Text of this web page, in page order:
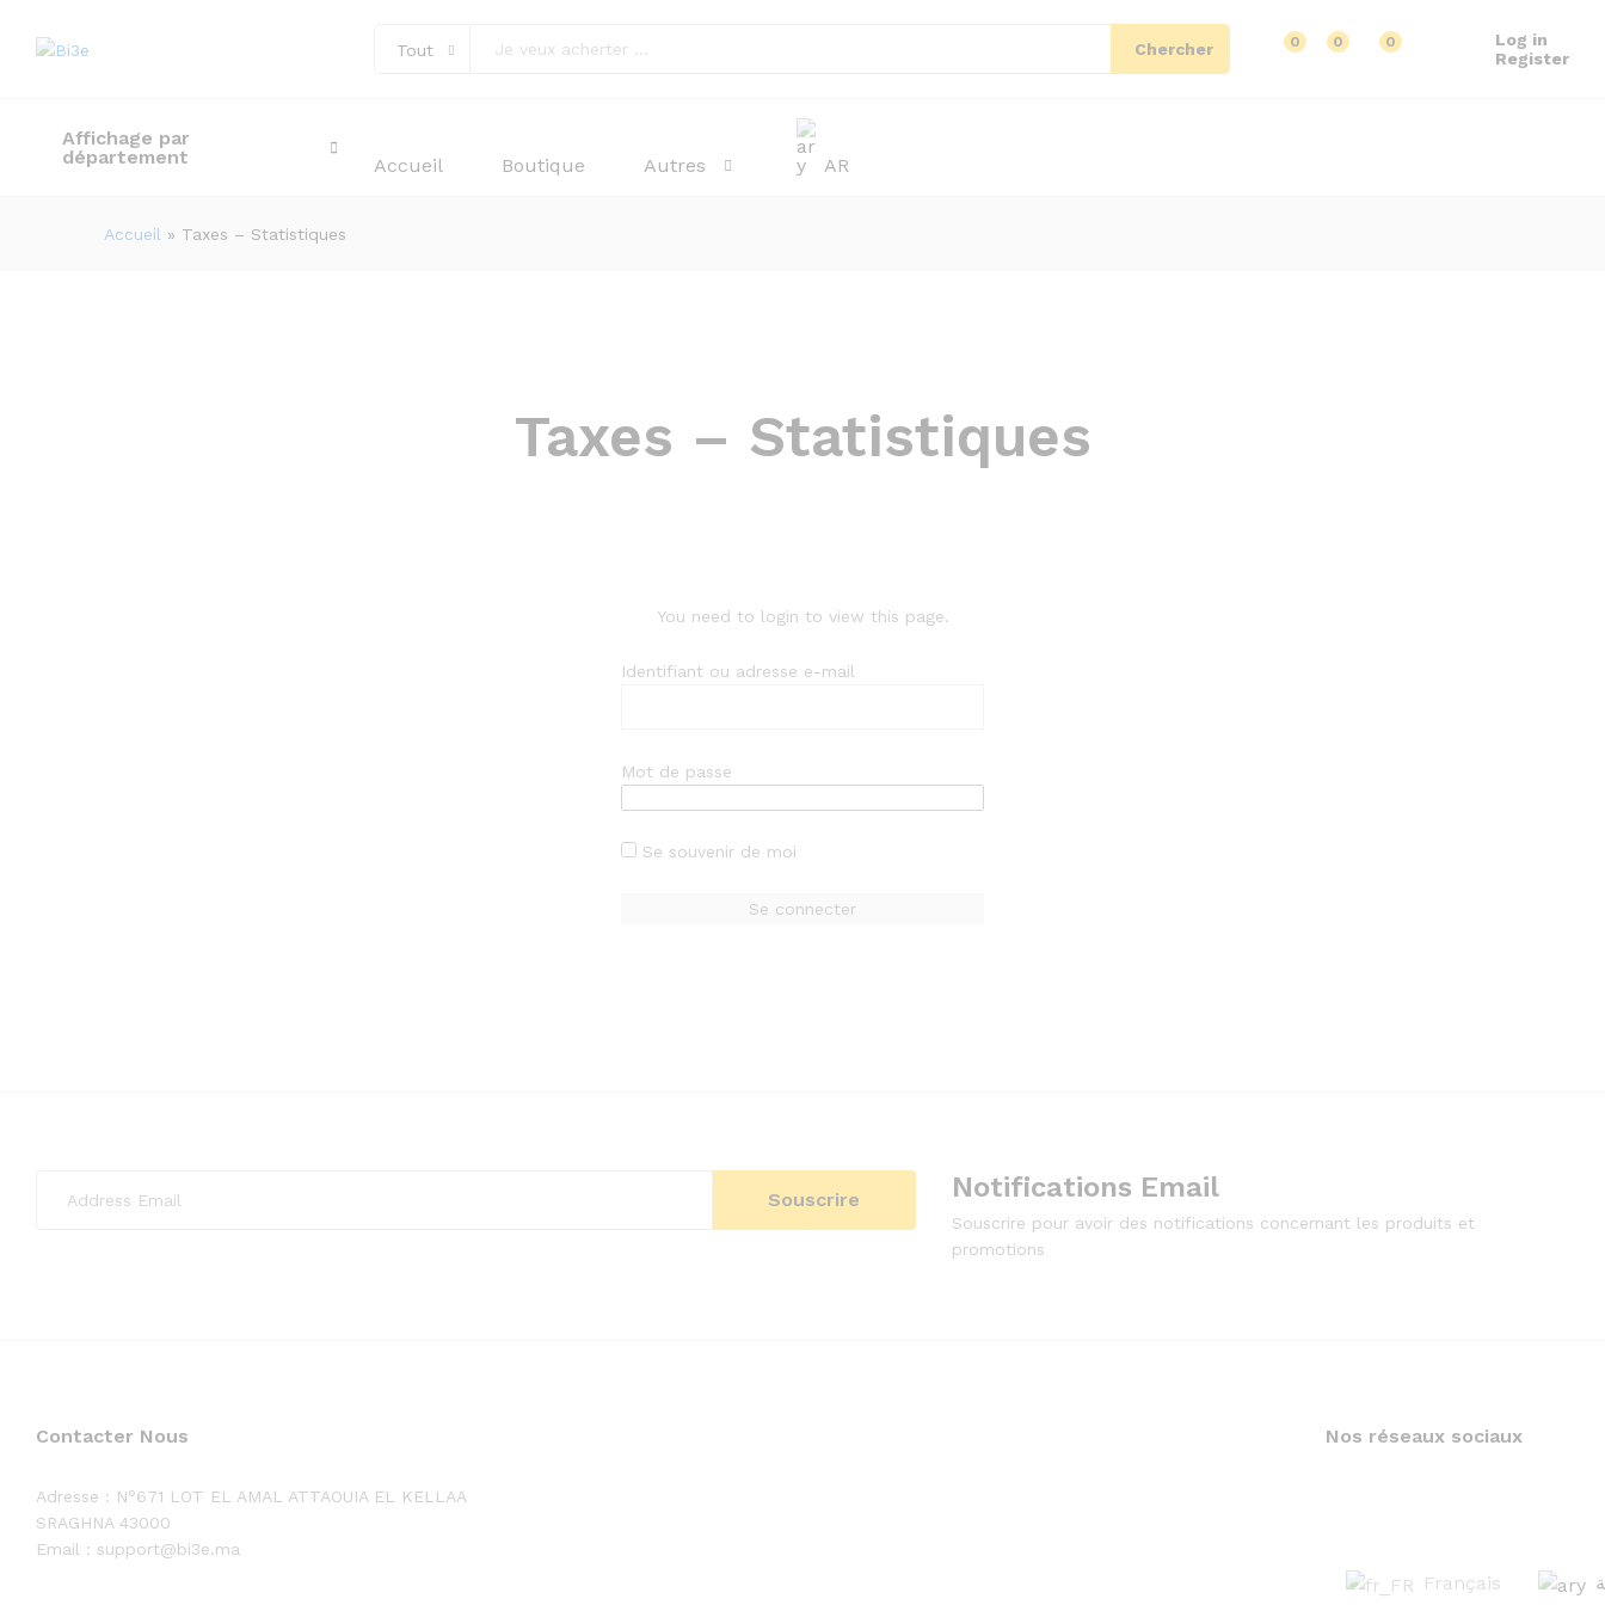
Tout Chercher 0 0 0
Log in
Register
Affichage par
département
Accueil Boutique Autres AR
Accueil » Taxes – Statistiques
Taxes – Statistiques
You need to login to view this page.
Identifiant ou adresse e-mail
Mot de passe
Se souvenir de moi
Notifications Email
Souscrire pour avoir des notifications concernant les produits et
promotions
Contacter Nous
Adresse : N°671 LOT EL AMAL ATTAOUIA EL KELLAA
SRAGHNA 43000
Email : support@bi3e.ma
Nos réseaux sociaux
Français